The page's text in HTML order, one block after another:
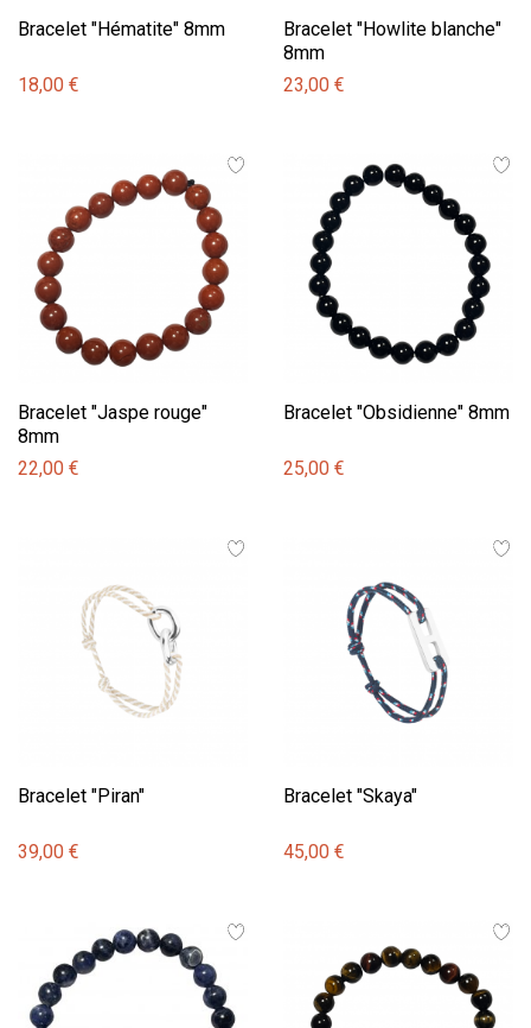
Bracelet "Hématite" 8mm
18,00 €
Bracelet "Howlite blanche"
8mm
23,00 €
Bracelet "Jaspe rouge"
8mm
22,00 €
Bracelet "Obsidienne" 8mm
25,00 €
Bracelet "Piran"
39,00 €
Bracelet "Skaya"
45,00 €